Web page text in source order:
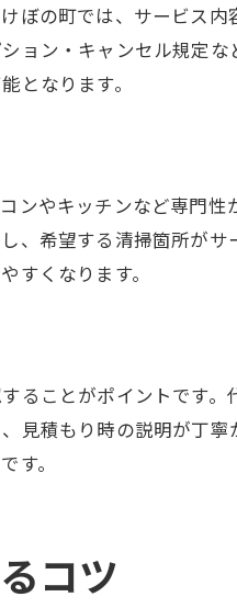
条件
定方法
利点
ト
極意
ニング
グとは
の理由
ぼの町では、サービス内
ョン・キャンセル規定な
となります。
ンやキッチンなど専門性
、希望する清掃箇所がサ
すくなります。
ることがポイントです。
見積もり時の説明が丁
す。
コツ